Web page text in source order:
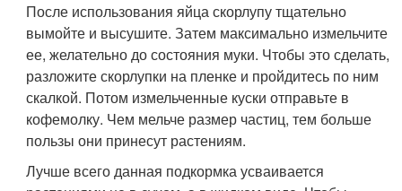
После использования яйца скорлупу тщательно
вымойте и высушите. Затем максимально измельчите
ее, желательно до состояния муки. Чтобы это сделать,
разложите скорлупки на пленке и пройдитесь по ним
скалкой. Потом измельченные куски отправьте в
кофемолку. Чем мельче размер частиц, тем больше
пользы они принесут растениям.
Лучше всего данная подкормка усваивается